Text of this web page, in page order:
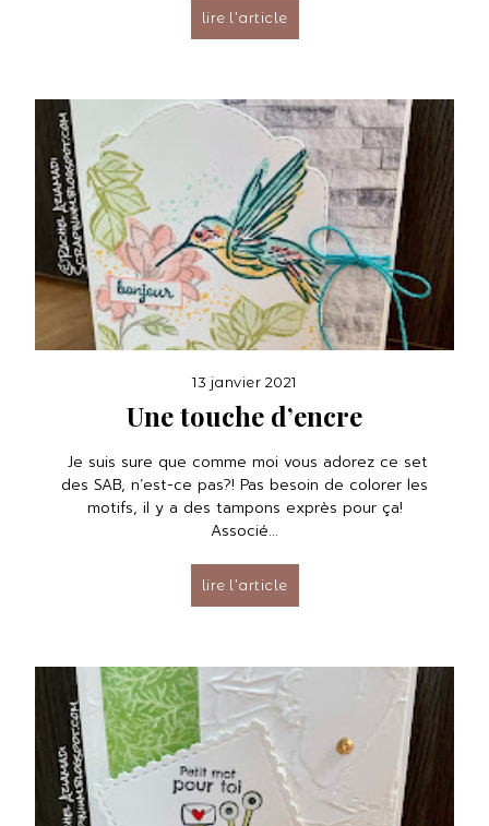
lire l’article
13 janvier 2021
Une touche d’encre
Je suis sure que comme moi vous adorez ce set
des SAB, n’est-ce pas?! Pas besoin de colorer les
motifs, il y a des tampons exprès pour ça!
Associé...
lire l’article